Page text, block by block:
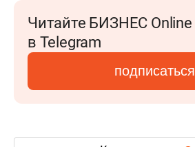
Читайте БИЗНЕС Online
в Telegram
подписаться